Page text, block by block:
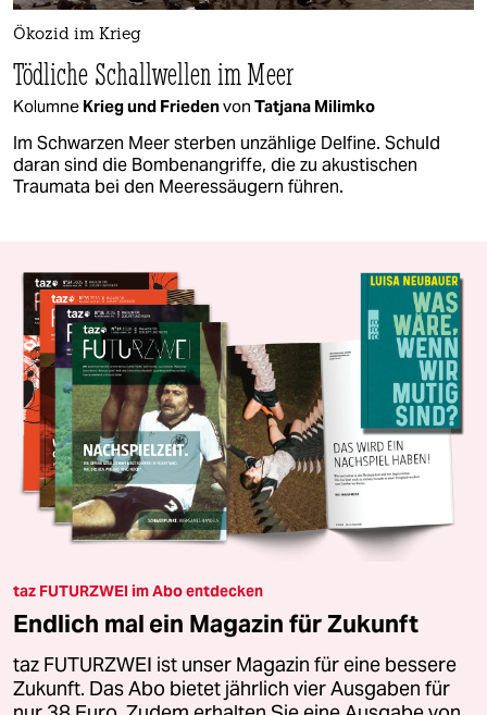
Ökozid im Krieg
Tödliche Schallwellen im Meer
Kolumne Krieg und Friedenvon Tatjana Milimko
Im Schwarzen Meer sterben unzählige Delfine. Schuld
daran sind die Bombenangriffe, die zu akustischen
Traumata bei den Meeressäugern führen.
taz FUTURZWEI im Abo entdecken
Endlich mal ein Magazin für Zukunft
taz FUTURZWEI ist unser Magazin für eine bessere
Zukunft. Das Abo bietet jährlich vier Ausgaben für